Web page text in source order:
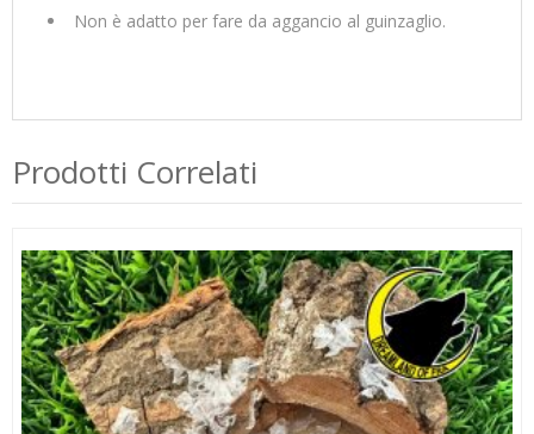
Non è adatto per fare da aggancio al guinzaglio.
Prodotti Correlati